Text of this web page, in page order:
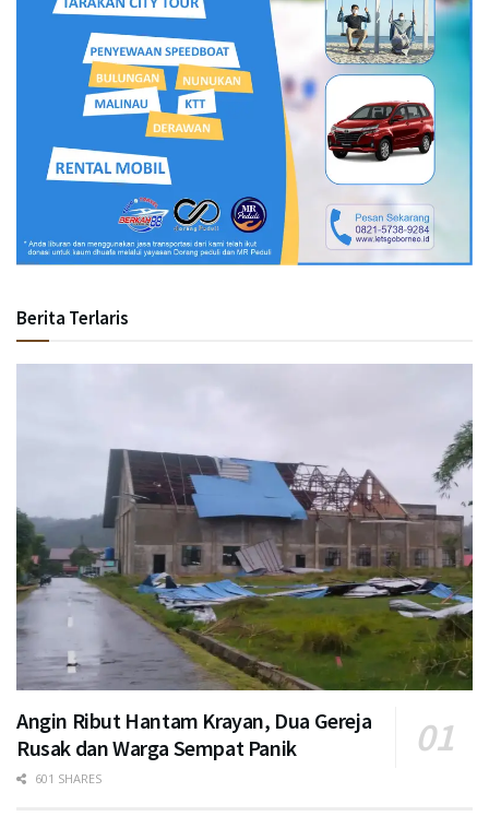
Berita Terlaris
Angin Ribut Hantam Krayan, Dua Gereja
Rusak dan Warga Sempat Panik
601 SHARES